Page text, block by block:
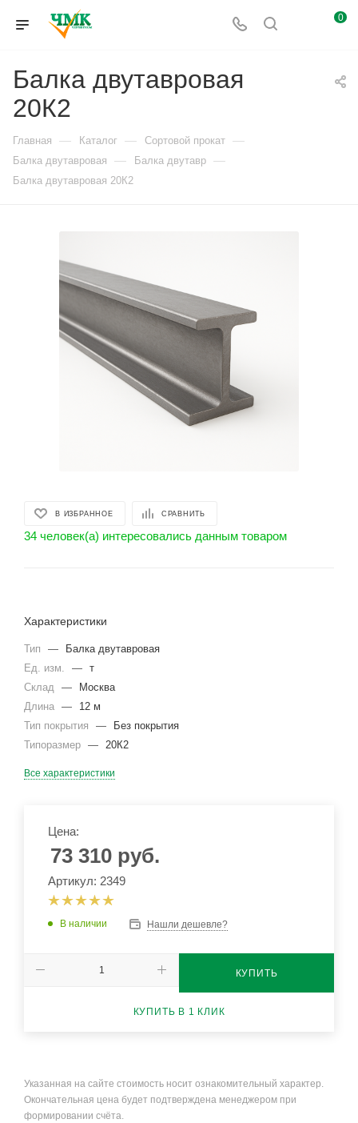
0
Балка двутавровая
20К2
Главная — Каталог — Сортовой прокат —
Балка двутавровая — Балка двутавр —
Балка двутавровая 20К2
В ИЗБРАННОЕ СРАВНИТЬ
34 человек(а) интересовались данным товаром
Характеристики
Тип —
Балка двутавровая
Ед. изм.
— т
Склад —
Москва
Длина —
12 м
Тип покрытия
—
Без покрытия
Типоразмер — 20К2
Все характеристики
Цена:
73 310 руб.
Артикул: 2349
В наличии Нашли дешевле?
КУПИТЬ
КУПИТЬ В 1 КЛИК
Указанная на сайте стоимость носит ознакомительный характер.
Окончательная цена будет подтверждена менеджером при
формировании счёта.